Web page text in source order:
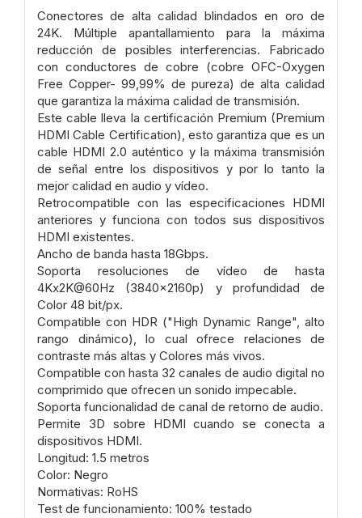
Conectores de alta calidad blindados en oro de
24K. Múltiple apantallamiento para la máxima
reducción de posibles interferencias. Fabricado
con conductores de cobre (cobre OFC-Oxygen
Free Copper- 99,99% de pureza) de alta calidad
que garantiza la máxima calidad de transmisión.
Este cable lleva la certificación Premium (Premium
HDMI Cable Certification), esto garantiza que es un
cable HDMI 2.0 auténtico y la máxima transmisión
de señal entre los dispositivos y por lo tanto la
mejor calidad en audio y vídeo.
Retrocompatible con las especificaciones HDMI
anteriores y funciona con todos sus dispositivos
HDMI existentes.
Ancho de banda hasta 18Gbps.
Soporta resoluciones de vídeo de hasta
4Kx2K@60Hz (3840x2160p) y profundidad de
Color 48 bit/px.
Compatible con HDR ("High Dynamic Range", alto
rango dinámico), lo cual ofrece relaciones de
contraste más altas y Colores más vivos.
Compatible con hasta 32 canales de audio digital no
comprimido que ofrecen un sonido impecable.
Soporta funcionalidad de canal de retorno de audio.
Permite 3D sobre HDMI cuando se conecta a
dispositivos HDMI.
Longitud: 1.5 metros
Color: Negro
Normativas: RoHS
Test de funcionamiento: 100% testado